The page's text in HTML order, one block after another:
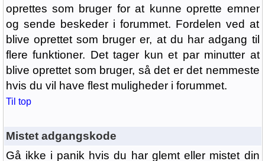
oprettes som bruger for at kunne oprette emner
og sende beskeder i forummet. Fordelen ved at
blive oprettet som bruger er, at du har adgang til
flere funktioner. Det tager kun et par minutter at
blive oprettet som bruger, så det er det nemmeste
hvis du vil have flest muligheder i forummet.
Til top
Mistet adgangskode
Gå ikke i panik hvis du har glemt eller mistet din